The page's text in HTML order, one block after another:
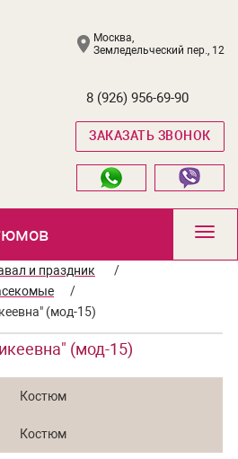
Москва,
Земледельческий пер., 12
8 (926) 956-69-90
ЗАКАЗАТЬ ЗВОНОК
и праздник
/
/
(мод-15)
(мод-15)